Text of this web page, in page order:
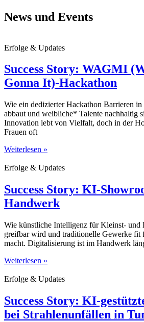
News und Events
Erfolge & Updates
Success Story: WAGMI
Gonna It)-Hackathon
Wie ein dedizierter Hackathon Barrieren
abbaut und weibliche* Talente nachhaltig
Innovation lebt von Vielfalt, doch in der
Frauen oft
Weiterlesen »
Erfolge & Updates
Success Story: KI-
Handwerk
Wie künstliche Intelligenz für Kleinst- und
greifbar wird und traditionelle Gewerke
macht. Digitalisierung ist im Handwerk
Weiterlesen »
Erfolge & Updates
Success Story: KI-
bei Strahlenunfällen in